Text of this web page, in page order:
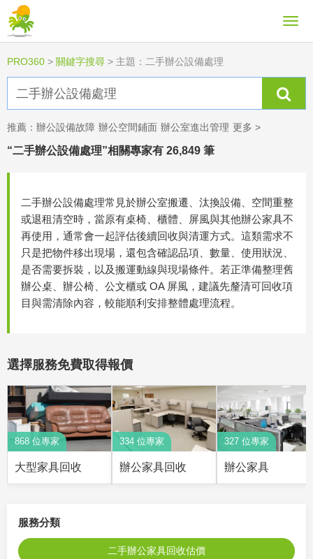
PRO360 > 關鍵字搜尋 > 主題：二手辦公設備處理
推薦： 辦公設備故障 辦公空間鋪面 辦公室進出管理 更多 >
“二手辦公設備處理”相關專家有 26,849 筆
二手辦公設備處理常見於辦公室搬遷、汰換設備、空間重整
或退租清空時，當原有桌椅、櫃體、屏風與其他辦公家具不
再使用，通常會一起評估後續回收與清運方式。這類需求不
只是把物件移出現場，還包含確認品項、數量、使用狀況、
是否需要拆裝，以及搬運動線與現場條件。若正準備整理舊
辦公桌、辦公椅、公文櫃或 OA 屏風，建議先釐清可回收項
目與需清除內容，較能順利安排整體處理流程。
選擇服務免費取得報價
868 位專家
大型家具回收
334 位專家
辦公家具回收
327 位專家
辦公家具
服務分類
二手辦公家具回收估價